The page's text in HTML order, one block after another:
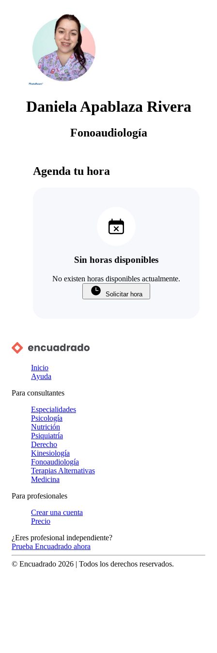
Daniela Apablaza Rivera
Fonoaudiología
Agenda tu hora
Sin horas disponibles
No existen horas disponibles actualmente.
Solicitar hora
Inicio
Ayuda
Para consultantes
Especialidades
Psicología
Nutrición
Psiquiatría
Derecho
Kinesiología
Fonoaudiología
Terapias Alternativas
Medicina
Para profesionales
Crear una cuenta
Precio
¿Eres profesional independiente?
Prueba Encuadrado ahora
© Encuadrado 2026 | Todos los derechos reservados.